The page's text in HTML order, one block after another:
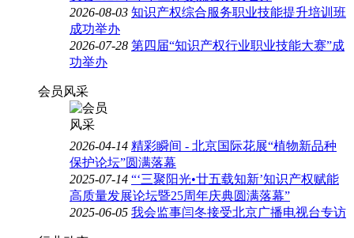
2026-08-03 知识产权综合服务职业技能提升培训班
成功举办
2026-07-28 第四届“知识产权行业职业技能大赛”成
功举办
会员风采
2026-04-14 精彩瞬间 - 北京国际花展“植物新品种
保护论坛”圆满落幕
2025-07-14 “‘三聚阳光•廿五载知新’知识产权赋能
高质量发展论坛暨25周年庆典圆满落幕”
2025-06-05 我会监事闫冬接受北京广播电视台专访